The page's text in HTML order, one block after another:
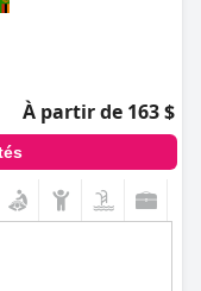
À partir de 163 $